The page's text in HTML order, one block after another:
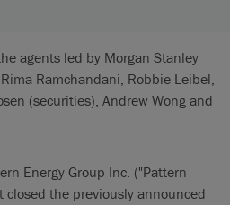
agents led by Morgan Stanley
Ramchandani, Robbie Leibel,
(securities), Andrew Wong and
Energy Group Inc. ("Pattern
closed the previously announced